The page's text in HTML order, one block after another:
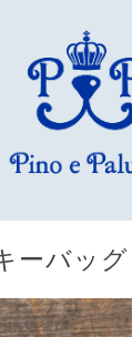
ーバッ